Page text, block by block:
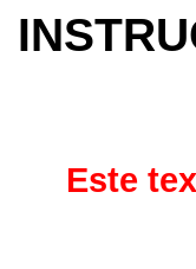
Este